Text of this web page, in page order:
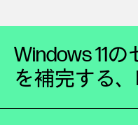
Windows 11
を補完する、